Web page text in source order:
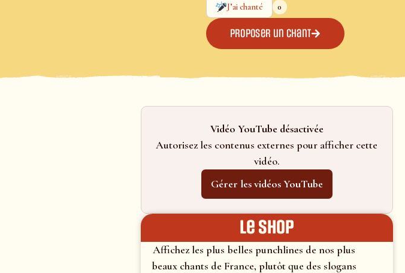
J’ai chanté
0
Proposer un chant
Vidéo YouTube désactivée
Autorisez les contenus externes pour afficher cette
vidéo.
Gérer les vidéos YouTube
le shop
Affichez les plus belles punchlines de nos plus
beaux chants de France, plutôt que des slogans